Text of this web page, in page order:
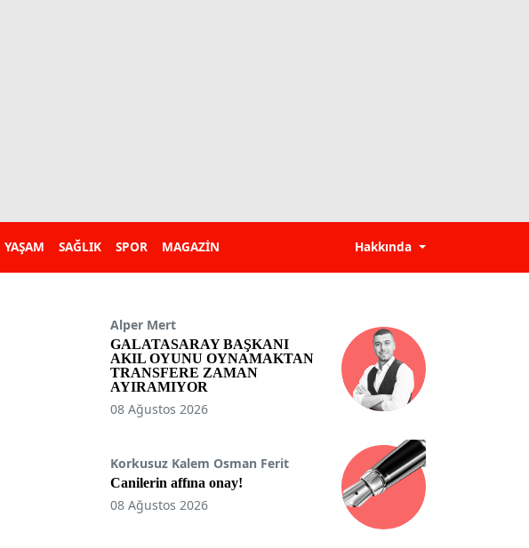
YAŞAM SAĞLIK SPOR MAGAZİN Hakkında
Alper Mert
GALATASARAY BAŞKANI
AKIL OYUNU OYNAMAKTAN
TRANSFERE ZAMAN
AYIRAMIYOR
08 Ağustos 2026
Korkusuz Kalem Osman Ferit
Canilerin affına onay!
08 Ağustos 2026